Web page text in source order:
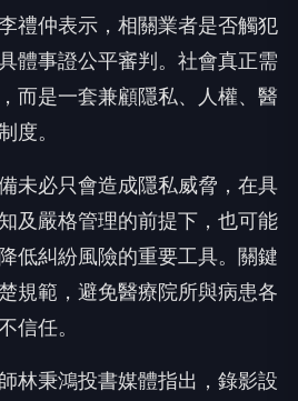
禮仲表示，相關業者是否觸犯
體事證公平審判。社會真正需
而是一套兼顧隱私、人權、醫
度。
未必只會造成隱私威脅，在具
及嚴格管理的前提下，也可能
低糾紛風險的重要工具。關鍵
規範，避免醫療院所與病患各
信任。
林秉鴻投書媒體指出，錄影設